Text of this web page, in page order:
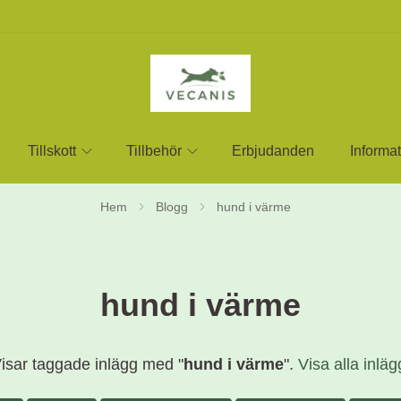
Tillskott Tillbehör Erbjudanden
Hem Blogg hund i värme
hund i värme
taggade inlägg med "hund i värme". Visa alla